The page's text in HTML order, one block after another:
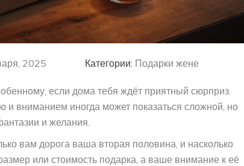
2025 Категории: Подарки жене
если дома тебя ждёт приятный сюрприз.
вниманием иногда может показаться сложной, но
и желания.
вам дорога ваша вторая половина, и насколько
или стоимость подарка, а ваше внимание к её